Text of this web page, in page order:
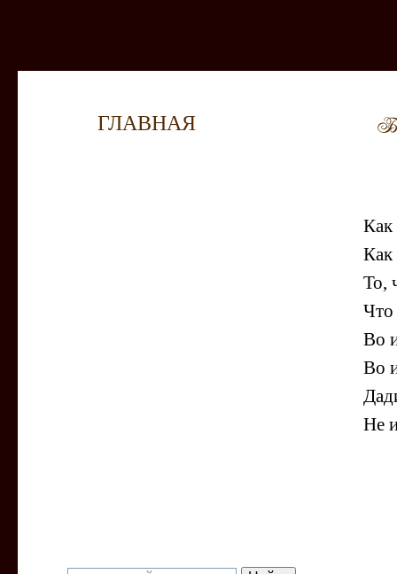
ГЛАВНАЯ
Как
Как
То,
Что
Во
Во
Не